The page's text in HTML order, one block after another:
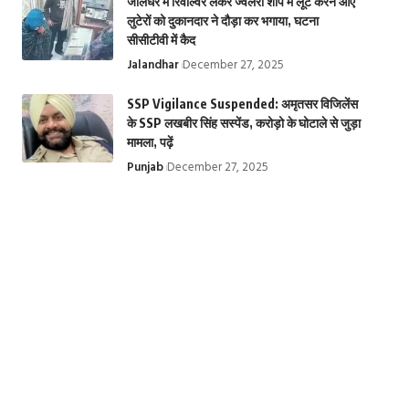
तिरुपति बालाजी मंदिर
Janmashtami
लुटेरों को दुकानदार ने दौड़ा कर भगाया, घटना
सीसीटीवी में कैद
Jalandhar December 27, 2025
SSP Vigilance Suspended: अमृतसर विजिलेंस
के SSP लखबीर सिंह सस्पेंड, करोड़ो के घोटाले से जुड़ा
मामला, पढ़ें
Punjab December 27, 2025